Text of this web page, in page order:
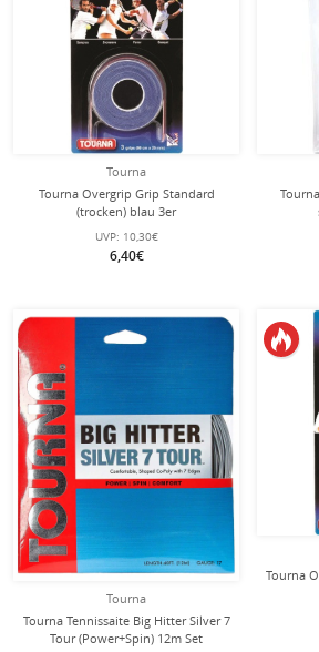
Tourna
Tourna Overgrip Grip Standard
(trocken) blau 3er
UVP: 10,30€
6,40€
Tourna
Tourna Tennissaite Big Hitter Silver 7
Tour (Power+Spin) 12m Set
Tourna